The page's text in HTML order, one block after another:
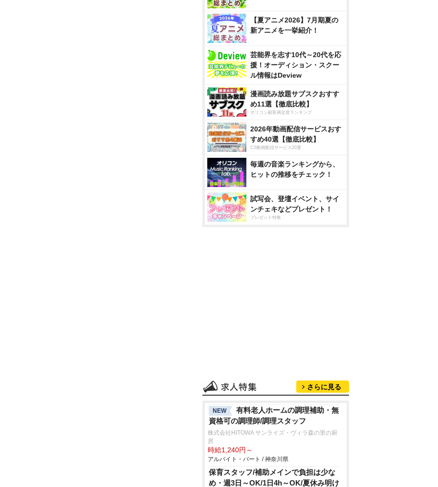
【夏アニメ2026】7月期夏の
新アニメを一挙紹介！
芸能界を志す10代～20代を応
援！オーディション・スクー
ル情報はDeview
漫画読み放題サブスクおすす
め11選【徹底比較】
オリコン顧客満足度ランキング
2026年動画配信サービスおす
すめ40選【徹底比較】
CS動画配信サービス20選
毎週の音楽ランキングから、
ヒットの推移をチェック！
試写会、登壇イベント、サイ
ンチェキなどプレゼント！
プレゼント特集
さらに見る
NEW
有料老人ホームの調理補助・無
資格可の調理師/調理スタッフ
株式会社HITOWA サンライズ・ヴィラ森の里の厨
房
時給1,240円～
アルバイト・パート / 神奈川県
保育スタッフ/補助メインで負担は少な
め・週3日～OK/1日4h～OK/夏休み明け